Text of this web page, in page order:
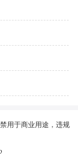
用于商业用途，违规